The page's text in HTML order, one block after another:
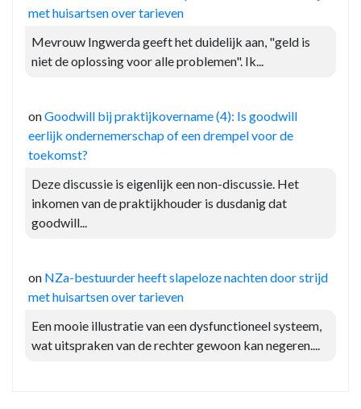
met huisartsen over tarieven
Mevrouw Ingwerda geeft het duidelijk aan, "geld is
niet de oplossing voor alle problemen". Ik...
onGoodwill bij praktijkovername (4): Is goodwill
eerlijk ondernemerschap of een drempel voor de
toekomst?
Deze discussie is eigenlijk een non-discussie. Het
inkomen van de praktijkhouder is dusdanig dat
goodwill...
on NZa-bestuurder heeft slapeloze nachten door strijd
met huisartsen over tarieven
Een mooie illustratie van een dysfunctioneel systeem,
wat uitspraken van de rechter gewoon kan negeren....